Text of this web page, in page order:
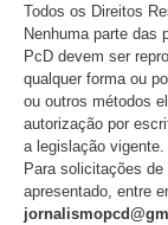
06/08/2026
Deixe um
O seu endereço
obrigatórios são
Todos os Direitos
Nenhuma parte das
PcD devem ser
qualquer forma ou
ou outros métodos
autorização por
a legislação vigente.
Para solicitações
apresentado, entre